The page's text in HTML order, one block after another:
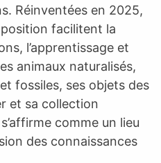
Réinventées en 2025,
facilitent la
l’apprentissage et
animaux naturalisés,
fossiles, ses objets des
et sa collection
comme un lieu
des connaissances